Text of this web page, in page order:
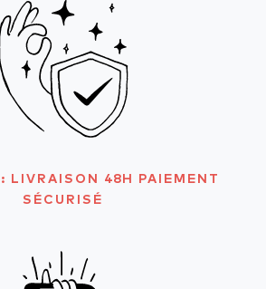
LIVRAISON 48H PAIEMENT
SÉCURISÉ